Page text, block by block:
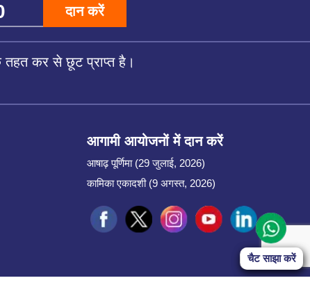
Start Chat
चैट साझा करें
दान करें
तहत कर से छूट प्राप्त है।
आगामी आयोजनों में दान करें
आषाढ़ पूर्णिमा (29 जुलाई, 2026)
कामिका एकादशी (9 अगस्त, 2026)